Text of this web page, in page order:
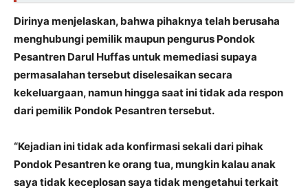
Dirinya menjelaskan, bahwa pihaknya telah berusaha
menghubungi pemilik maupun pengurus Pondok
Pesantren Darul Huffas untuk memediasi supaya
permasalahan tersebut diselesaikan secara
kekeluargaan, namun hingga saat ini tidak ada respon
dari pemilik Pondok Pesantren tersebut.
“Kejadian ini tidak ada konfirmasi sekali dari pihak
Pondok Pesantren ke orang tua, mungkin kalau anak
saya tidak keceplosan saya tidak mengetahui terkait